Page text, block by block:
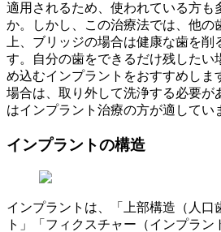
適用されるため、使われている方も
か。しかし、この治療法では、他の
上、ブリッジの場合は健康な歯を削
す。自分の歯をできるだけ残したい
め込むインプラントをおすすめしま
場合は、取り外して洗浄する必要が
はインプラント治療の方が適してい
インプラントの構造
インプラントは、「上部構造（人口
ト」「フィクスチャー（インプラ